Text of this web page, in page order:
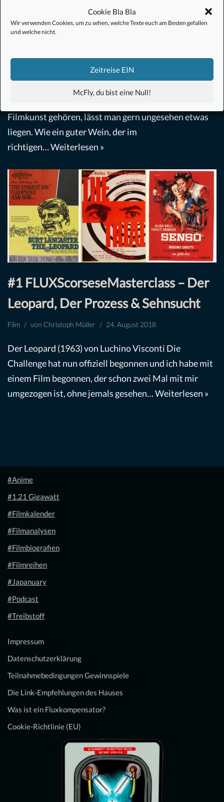
Cookie Bla Bla
Wir verwenden Cookies, um zu sehen, welche Texte euch am Besten gefallen
und welche nicht.
Zeitreise EIN
McFly, du bist eine Null!
Film
Filmkunst gehören, lässt man gern ungesehen etwas
liegen. Wie ein guter Wein, der im
richtigen…Weiterlesen »
#1 FLUXScorseseMasterclass – Der
Leopard, Der Prozess & Sehnsucht
Film von Christoph Müller 24. August 2018
Der Leopard (1963) von Luchino Visconti Die
Challenge hat nun offiziell begonnen und ich habe mit
einem Film begonnen, der schon zwei Mal mit mir
umgezogen ist, ohne jemals gesehen…Weiterlesen »
#Anime
#1.21 Gigawatt
#Filmkalender
#Filmanalysen
#Filmbiografien
#Filmreihen
#Japanuary
#Podcast
#Treibstoff
Impressum
Datenschutzerklärung
Teilnahmebedingungen Gewinnspiele
Die Link-Empfehlungen des Hauses
Was ist ein Fluxkompensator?
Cookie-Richtlinie (EU)